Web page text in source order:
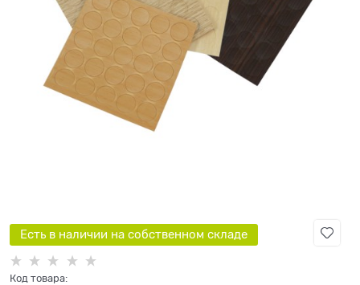
Есть в наличии на собственном складе
Код товара: